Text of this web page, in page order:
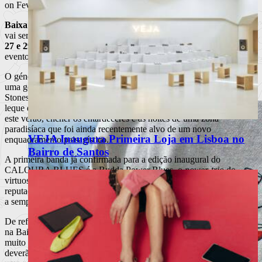
VEJA Inaugura Primeira Loja em Lisboa no
Bairro de Santos
on Fevereiro 22, 2018 at 1:48 pm
Baixa d’Areia, rodeada pelas falésias da Caloura, em Água de Pau
vai ser o lugar que receberá o
CALOURA BLUES
27 e 29 de Julho,
num conceito completamente renovado e num
evento assumido pela Câmara Municipal de Lagoa.
O género americano que marcou nas décadas de 1960 e 1970 toda
uma geração de músicos europeus, de Eric Clapton aos Rolling
Stones, continua ainda hoje a dar cartas e a influenciar todo um
leque distinto de músicos. Será, deste modo, o
este verão, encher os entardeceres e as noites de uma zona
paradisíaca que foi ainda recentemente alvo de um novo
enquadramento paisagístico.
A primeira banda já confirmada para a edição inaugural do
CALOURA BLUES é a Budda Power Blues, opower-triodo
virtuoso da guitarra Budda Guedes, já com uma assinalável
reputação europeia. Com eles estará como convidada muito especial
a sempre electrizante Maria João, a primeira voz portuguesa do
De referir que, ao longo do fim de semana de 27, 28 e 29 de Julho
na Baixa d’Areia, na Caloura, Ilha de São Miguel, Açores haverá
muito por descobrir e, por isso, os entusiastas desta onda musical
deverão estar atentos ao cartaz que será, certamente, a partir de 2018